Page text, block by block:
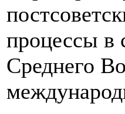
процессы в
Среднего